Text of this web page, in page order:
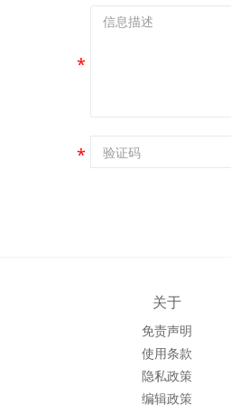
关于
免责声明
使用条款
隐私政策
编辑政策